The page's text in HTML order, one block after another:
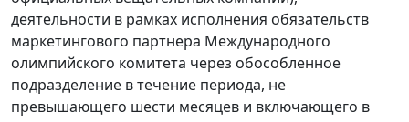
деятельности в рамках исполнения обязательств
маркетингового партнера Международного
олимпийского комитета через обособленное
подразделение в течение периода, не
превышающего шести месяцев и включающего в